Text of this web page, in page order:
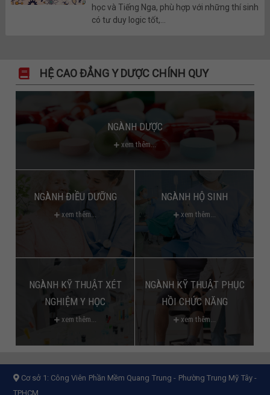
học và Tiếng Nga, phù hợp với những thí sinh
có tư duy logic tốt,...
HỆ CAO ĐẲNG Y DƯỢC CHÍNH QUY
NGÀNH DƯỢC
xem thêm...
NGÀNH ĐIỀU DƯỠNG
xem thêm...
NGÀNH HỘ SINH
xem thêm...
NGÀNH KỸ THUẬT XÉT
NGHIỆM Y HỌC
xem thêm...
NGÀNH KỸ THUẬT PHỤC
HỒI CHỨC NĂNG
xem thêm...
Cơ sở 1: Công Viên Phần Mềm Quang Trung - Phường Trung Mỹ Tây -
TPHCM